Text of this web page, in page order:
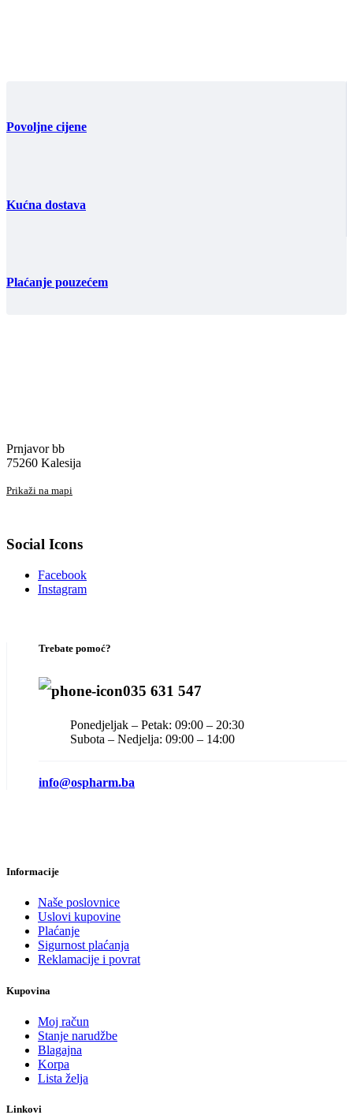
Povoljne cijene
Kućna dostava
Plaćanje pouzećem
Prnjavor bb
75260 Kalesija
Prikaži na mapi
Social Icons
Facebook
Instagram
Trebate pomoć?
035 631 547
Ponedjeljak – Petak: 09:00 – 20:30
Subota – Nedjelja: 09:00 – 14:00
info@ospharm.ba
Informacije
Naše poslovnice
Uslovi kupovine
Plaćanje
Sigurnost plaćanja
Reklamacije i povrat
Kupovina
Moj račun
Stanje narudžbe
Blagajna
Korpa
Lista želja
Linkovi